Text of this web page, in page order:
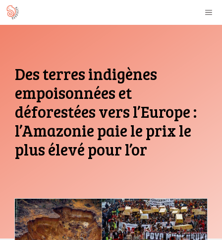
Aller
au
Des terres indigènes
empoisonnées et
déforestées vers l’Europe :
l’Amazonie paie le prix le
plus élevé pour l’or